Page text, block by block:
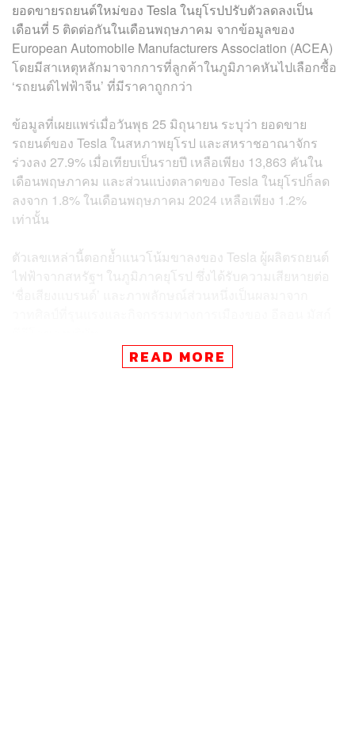
ยอดขายรถยนต์ใหม่ของ Tesla ในยุโรปปรับตัวลดลงเป็น
เดือนที่ 5 ติดต่อกันในเดือนพฤษภาคม จากข้อมูลของ
European Automobile Manufacturers Association (ACEA)
โดยมีสาเหตุหลักมาจากการที่ลูกค้าในภูมิภาคหันไปเลือกซื้อ
‘รถยนต์ไฟฟ้าจีน’ ที่มีราคาถูกกว่า
ข้อมูลที่เผยแพร่เมื่อวันพุธ 25 มิถุนายน ระบุว่า ยอดขาย
รถยนต์ของ Tesla ในสหภาพยุโรป และสหราชอาณาจักร
ร่วงลง 27.9% เมื่อเทียบเป็นรายปี เหลือเพียง 13,863 คันใน
เดือนพฤษภาคม และส่วนแบ่งตลาดของ Tesla ในยุโรปก็ลด
ลงจาก 1.8% ในเดือนพฤษภาคม 2024 เหลือเพียง 1.2%
เท่านั้น
ตัวเลขเหล่านี้ตอกย้ำแนวโน้มขาลงของ Tesla ผู้ผลิตรถยนต์
ไฟฟ้าจากสหรัฐฯ ในภูมิภาคยุโรป ซึ่งได้รับความเสียหายต่อ
มัสก์ เคยทุ่มเงินเกือบ 300 ล้านดอลลาร์สหรัฐฯ เพื่อช่วย
READ MORE